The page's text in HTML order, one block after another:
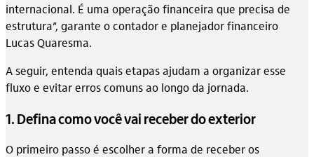
internacional. É uma operação financeira que precisa de
estrutura”, garante o contador e planejador financeiro
Lucas Quaresma.
A seguir, entenda quais etapas ajudam a organizar esse
fluxo e evitar erros comuns ao longo da jornada.
1. Defina como você vai receber do exterior
O primeiro passo é escolher a forma de receber os